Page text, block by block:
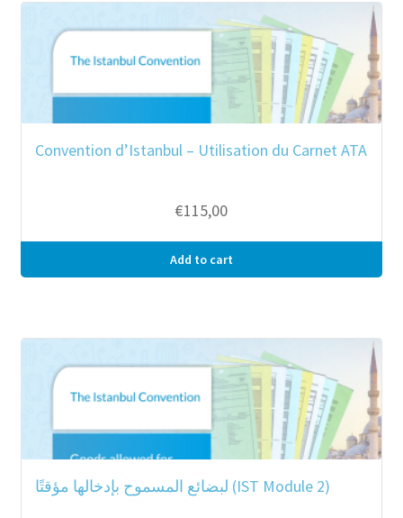
Convention d’Istanbul – Utilisation du Carnet ATA
€115,00
Add to cart
لبضائع المسموح بإدخالها مؤقتًا (IST Module 2)